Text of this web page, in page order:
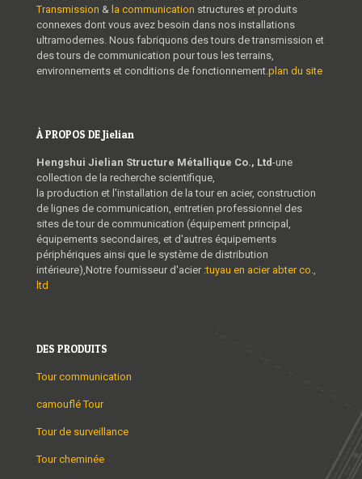
Transmission & la communication structures et produits
connexes dont vous avez besoin dans nos installations
ultramodernes. Nous fabriquons des tours de transmission et
des tours de communication pour tous les terrains,
environnements et conditions de fonctionnement. plan du site
À PROPOS DE Jielian
Hengshui Jielian Structure Métallique Co., Ltd-une
collection de la recherche scientifique,
la production et l'installation de la tour en acier, construction
de lignes de communication, entretien professionnel des
sites de tour de communication (équipement principal,
équipements secondaires, et d'autres équipements
périphériques ainsi que le système de distribution
intérieure),Notre fournisseur d'acier :tuyau en acier abter co.,
ltd
DES PRODUITS
Tour communication
camouflé Tour
Tour de surveillance
Tour cheminée